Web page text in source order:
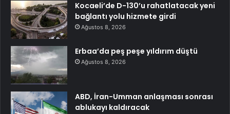
Kocaeli’de D-130’u rahatlatacak yeni
bağlantı yolu hizmete girdi
Ağustos 8, 2026
Erbaa’da peş peşe yıldırım düştü
Ağustos 8, 2026
ABD, İran-Umman anlaşması sonrası
ablukayı kaldıracak